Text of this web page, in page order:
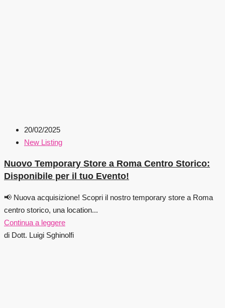
20/02/2025
New Listing
Nuovo Temporary Store a Roma Centro Storico:
Disponibile per il tuo Evento!
📢 Nuova acquisizione! Scopri il nostro temporary store a Roma
centro storico, una location...
Continua a leggere
di Dott. Luigi Sghinolfi